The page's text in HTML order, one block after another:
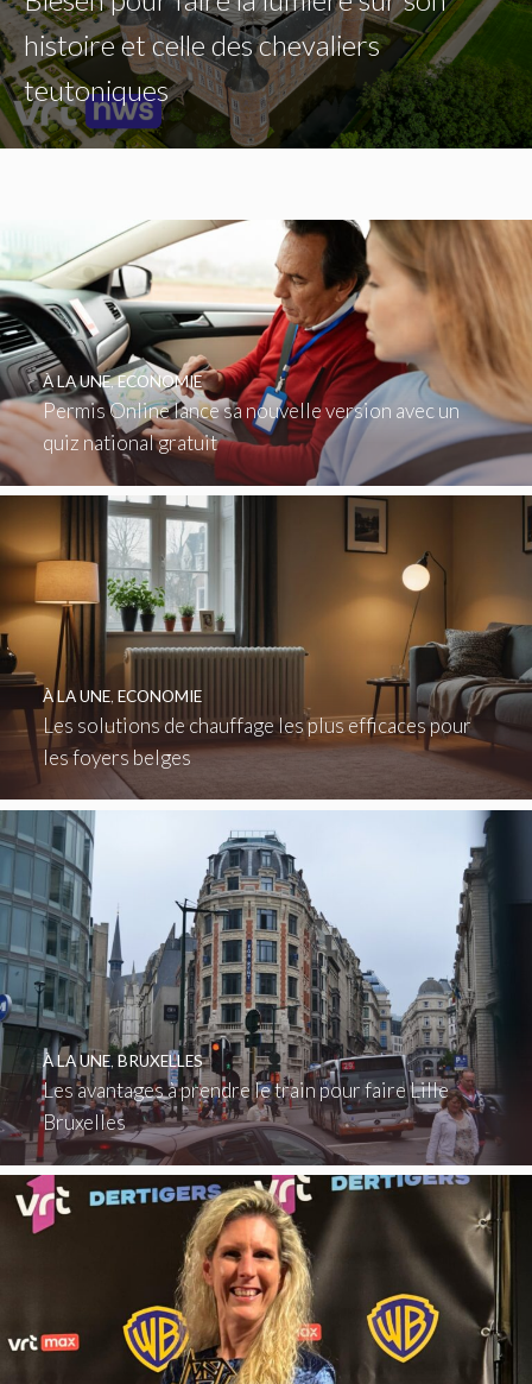
histoire et celle des chevaliers
teutoniques
Permis Online lance sa nouvelle version avec un
quiz national gratuit
À LA UNE,ECONOMIE
Les solutions de chauffage les plus efficaces pour
les foyers belges
À LA UNE, ECONOMIE
Les avantages à prendre le train pour faire Lille
Bruxelles
À LA UNE, BRUXELLES